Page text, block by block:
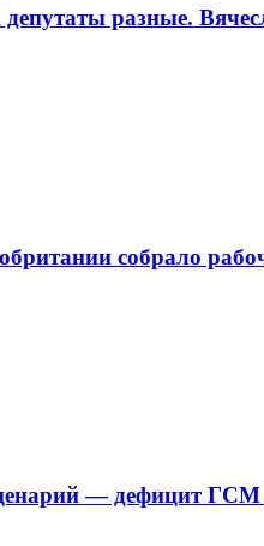
разные.
собрало
— дефицит ГСМ